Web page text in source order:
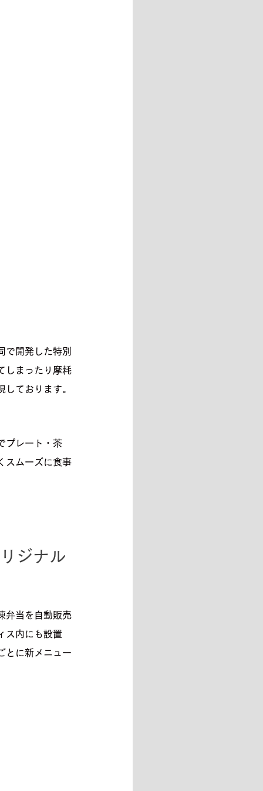
で開発した特別
しまったり摩耗
ております。
プレート・茶
スムーズに食事
ジナル
弁当を自動販売
ス内にも設置
とに新メニュー